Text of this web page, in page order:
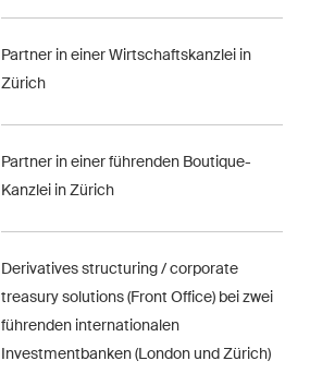
Partner in einer Wirtschaftskanzlei in
Zürich
Partner in einer führenden Boutique-
Kanzlei in Zürich
Derivatives structuring / corporate
treasury solutions (Front Office) bei zwei
führenden internationalen
Investmentbanken (London und Zürich)